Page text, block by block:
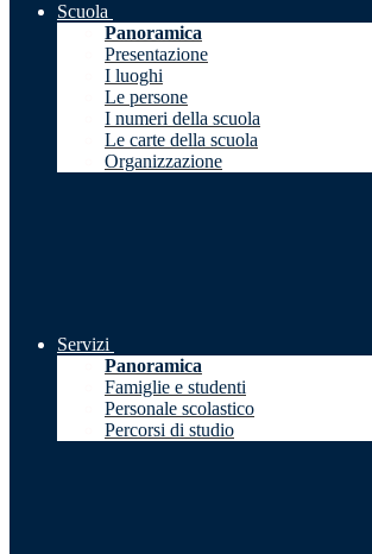
Scuola
Panoramica
Presentazione
I luoghi
Le persone
I numeri della scuola
Le carte della scuola
Organizzazione
Servizi
Panoramica
Famiglie e studenti
Personale scolastico
Percorsi di studio